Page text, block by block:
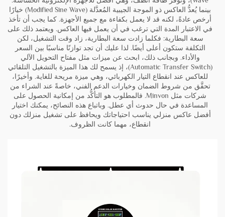
بينما يُعدُّ العاكس ذو الموجة الجيبية المُعدَّلة (Modified Sine Wave) خيارًا
أرخص عادةً، لكنه قد لا يعمل بكفاءة مع جميع الأجهزة. كما يجب أن تأخذ
في الاعتبار المدة التي ترغب في أن يعمل فيها العاكس. ويعتمد ذلك على
سعة البطارية: فكلما زادت سعة البطارية، زاد وقت التشغيل، لكن
التكلفة ستكون أعلى أيضًا. لذا عليك أن تجد توازنًا مناسبًا بين السعر
والأداء. وبجانب ذلك، ابحث عن ميزات مثل مفتاح التحويل الآلي
(Automatic Transfer Switch)، إذ يسمح لك هذا الميزة بالتشغيل التلقائي
للعاكس عند انقطاع التيار الكهربائي، وهي ميزة مريحة للغاية. وأخيرًا،
تحقَّق من شروط الضمان وخيارات الدعم الفني، خاصةً عند الشراء من
شركات مثل Minvon. فالمطلوب هو التأكُّد من إمكانية الحصول على
المساعدة في حال حدوث أي عطل. وباتباع هذه النصائح، يمكنك اختيار
أفضل عاكس منزلي يناسب احتياجاتك ويحافظ على تشغيل منزلك دون
انقطاع، مهما كانت الظروف.